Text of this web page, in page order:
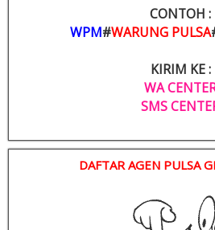
CONTOH :
WPM#WARUNG PULSA
KIRIM KE :
WA
SMS
DAFTAR AGEN PULSA